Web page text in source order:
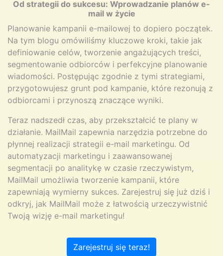
Od strategii do sukcesu: Wprowadzanie planów e-
mail w życie
Planowanie kampanii e-mailowej to dopiero początek.
Na tym blogu omówiliśmy kluczowe kroki, takie jak
definiowanie celów, tworzenie angażujących treści,
segmentowanie odbiorców i perfekcyjne planowanie
wiadomości. Postępując zgodnie z tymi strategiami,
przygotowujesz grunt pod kampanie, które rezonują z
odbiorcami i przynoszą znaczące wyniki.
Teraz nadszedł czas, aby przekształcić te plany w
działanie. MailMail zapewnia narzędzia potrzebne do
płynnej realizacji strategii e-mail marketingu. Od
automatyzacji marketingu i zaawansowanej
segmentacji po analitykę w czasie rzeczywistym,
MailMail umożliwia tworzenie kampanii, które
zapewniają wymierny sukces. Zarejestruj się już dziś i
odkryj, jak MailMail może z łatwością urzeczywistnić
Twoją wizję e-mail marketingu!
Zarejestruj się teraz!